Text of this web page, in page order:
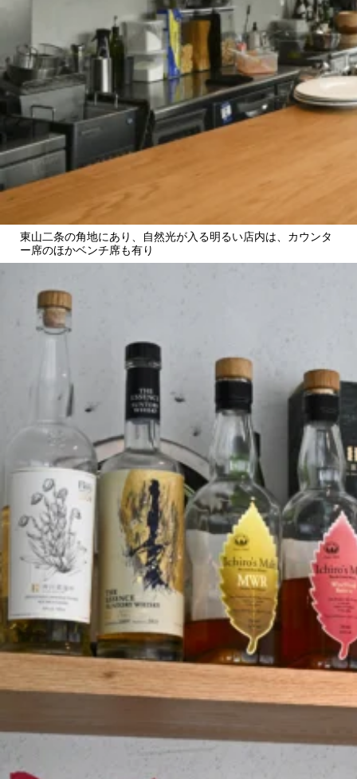
東山二条の角地にあり、自然光が入る明るい店内は、カウンタ
ー席のほかベンチ席も有り